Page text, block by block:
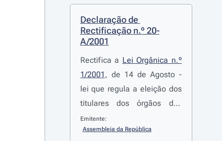
Declaração de
Rectificação n.º 20-
A/2001
Rectifica a Lei Orgânica n.º
1/2001 , de 14 de Agosto -
lei que regula a eleição dos
titulares dos órgãos das
autarquias locais e segunda
alteração àLei n.º 56/98
Emitente:
Assembleia da República